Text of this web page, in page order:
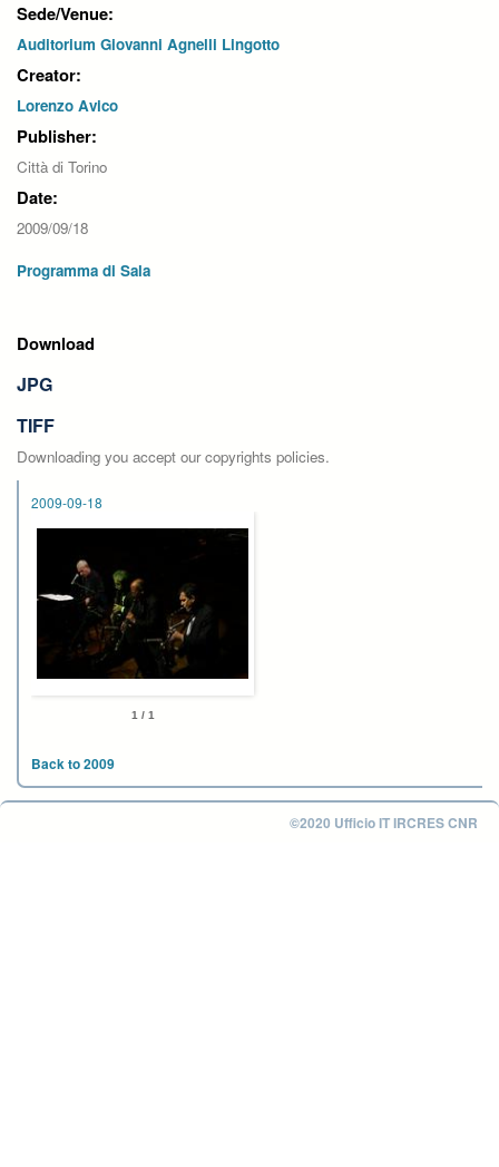
Sede/Venue:
Auditorium Giovanni Agnelli Lingotto
Creator:
Lorenzo Avico
Publisher:
Città di Torino
Date:
2009/09/18
Programma di Sala
Download
JPG
TIFF
Downloading you accept our copyrights policies.
2009-09-18
1 / 1
Back to 2009
©2020 Ufficio IT IRCRES CNR